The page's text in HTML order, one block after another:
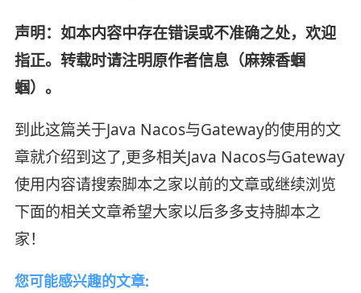
声明：如本内容中存在错误或不准确之处，欢迎
指正。转载时请注明原作者信息（麻辣香蝈
蝈）。
到此这篇关于Java Nacos与Gateway的使用的文
章就介绍到这了,更多相关Java Nacos与Gateway
使用内容请搜索脚本之家以前的文章或继续浏览
下面的相关文章希望大家以后多多支持脚本之
家！
您可能感兴趣的文章: